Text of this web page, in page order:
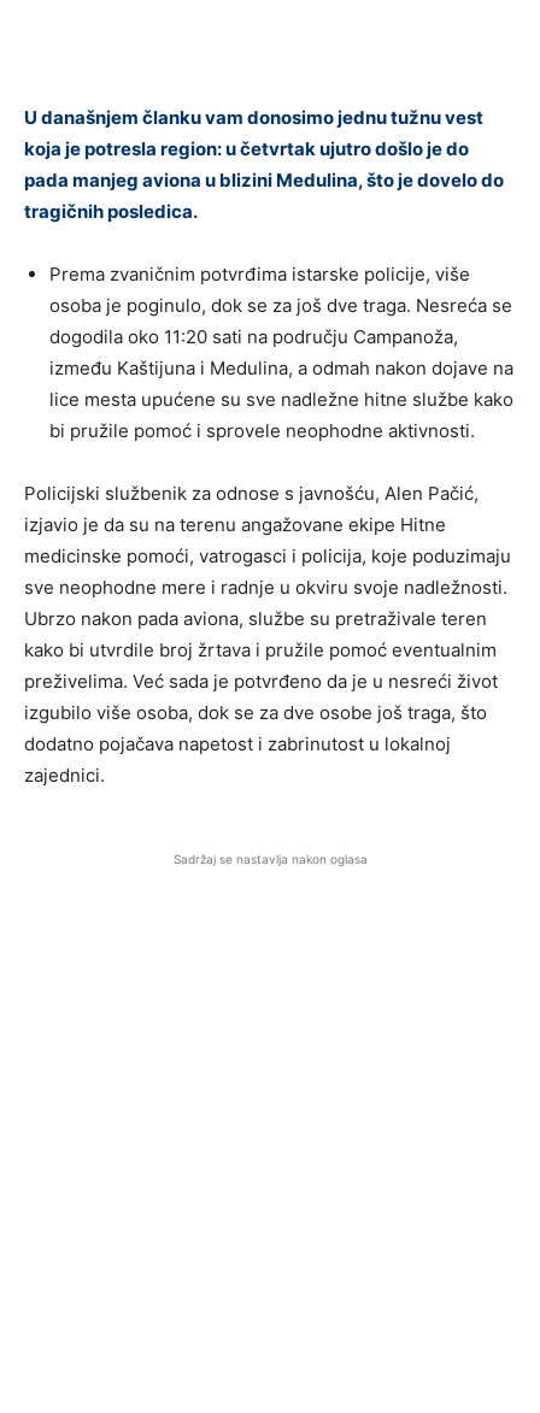
U današnjem članku vam donosimo jednu tužnu vest
koja je potresla region: u četvrtak ujutro došlo je do
pada manjeg aviona u blizini Medulina, što je dovelo do
tragičnih posledica.
Prema zvaničnim potvrđima istarske policije, više
osoba je poginulo, dok se za još dve traga. Nesreća se
dogodila oko 11:20 sati na području Campanoža,
između Kaštijuna i Medulina, a odmah nakon dojave na
lice mesta upućene su sve nadležne hitne službe kako
bi pružile pomoć i sprovele neophodne aktivnosti.
Policijski službenik za odnose s javnošću, Alen Pačić,
izjavio je da su na terenu angažovane ekipe Hitne
medicinske pomoći, vatrogasci i policija, koje poduzimaju
sve neophodne mere i radnje u okviru svoje nadležnosti.
Ubrzo nakon pada aviona, službe su pretraživale teren
kako bi utvrdile broj žrtava i pružile pomoć eventualnim
preživelima. Već sada je potvrđeno da je u nesreći život
izgubilo više osoba, dok se za dve osobe još traga, što
dodatno pojačava napetost i zabrinutost u lokalnoj
zajednici.
Sadržaj se nastavlja nakon oglasa